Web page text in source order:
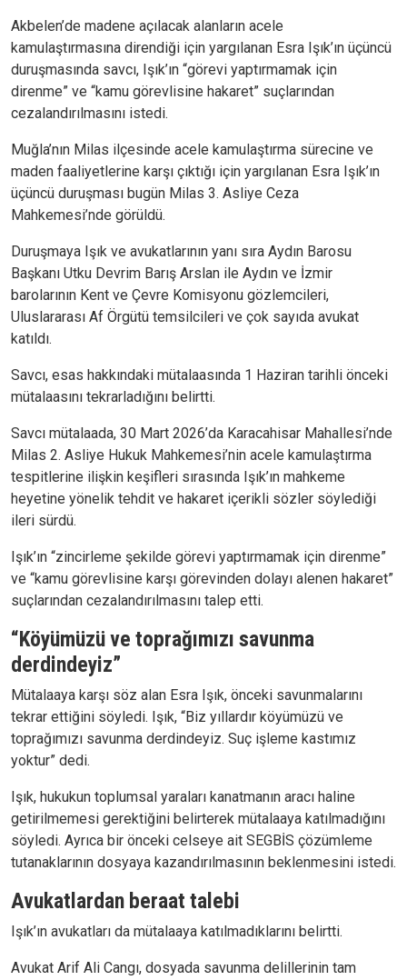
Akbelen’de madene açılacak alanların acele
kamulaştırmasına direndiği için yargılanan Esra Işık’ın üçüncü
duruşmasında savcı, Işık’ın “görevi yaptırmamak için
direnme” ve “kamu görevlisine hakaret” suçlarından
cezalandırılmasını istedi.
Muğla’nın Milas ilçesinde acele kamulaştırma sürecine ve
maden faaliyetlerine karşı çıktığı için yargılanan Esra Işık’ın
üçüncü duruşması bugün Milas 3. Asliye Ceza
Mahkemesi’nde görüldü.
Duruşmaya Işık ve avukatlarının yanı sıra Aydın Barosu
Başkanı Utku Devrim Barış Arslan ile Aydın ve İzmir
barolarının Kent ve Çevre Komisyonu gözlemcileri,
Uluslararası Af Örgütü temsilcileri ve çok sayıda avukat
katıldı.
Savcı, esas hakkındaki mütalaasında 1 Haziran tarihli önceki
mütalaasını tekrarladığını belirtti.
Savcı mütalaada, 30 Mart 2026’da Karacahisar Mahallesi’nde
Milas 2. Asliye Hukuk Mahkemesi’nin acele kamulaştırma
tespitlerine ilişkin keşifleri sırasında Işık’ın mahkeme
heyetine yönelik tehdit ve hakaret içerikli sözler söylediği
ileri sürdü.
Işık’ın “zincirleme şekilde görevi yaptırmamak için direnme”
ve “kamu görevlisine karşı görevinden dolayı alenen hakaret”
suçlarından cezalandırılmasını talep etti.
“Köyümüzü ve toprağımızı savunma
derdindeyiz”
Mütalaaya karşı söz alan Esra Işık, önceki savunmalarını
tekrar ettiğini söyledi. Işık, “Biz yıllardır köyümüzü ve
toprağımızı savunma derdindeyiz. Suç işleme kastımız
yoktur” dedi.
Işık, hukukun toplumsal yaraları kanatmanın aracı haline
getirilmemesi gerektiğini belirterek mütalaaya katılmadığını
söyledi. Ayrıca bir önceki celseye ait SEGBİS çözümleme
tutanaklarının dosyaya kazandırılmasının beklenmesini istedi.
Avukatlardan beraat talebi
Işık’ın avukatları da mütalaaya katılmadıklarını belirtti.
Avukat Arif Ali Cangı, dosyada savunma delillerinin tam